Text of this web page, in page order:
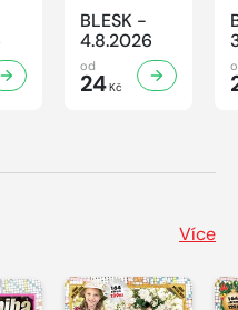
BLESK -
4.8.2026
od
24Kč
Více